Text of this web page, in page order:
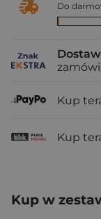
Do
Kup
Kup
Kup w